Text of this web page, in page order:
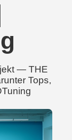
— THE
Tops,